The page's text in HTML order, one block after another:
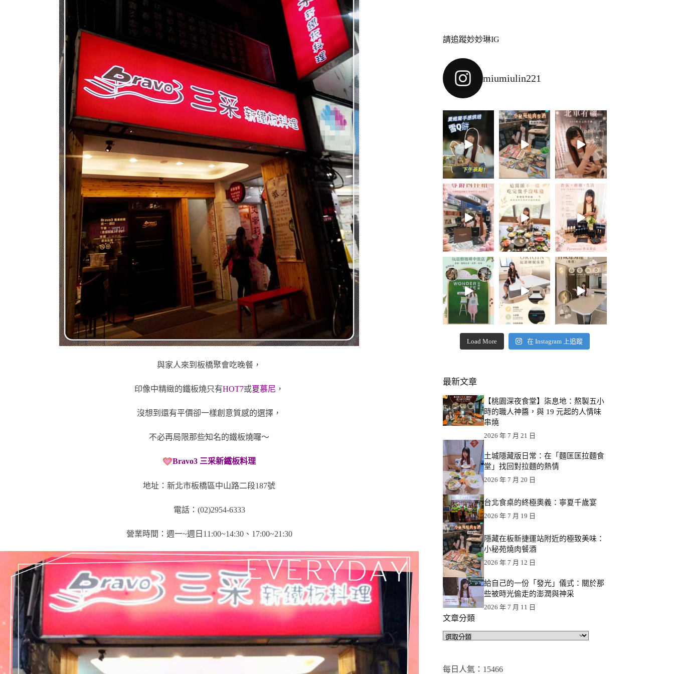
與家人來到板橋聚會吃晚餐，
印像中精緻的鐵板燒只有HOT7或夏慕尼 ，
沒想到還有平價卻一樣創意質感的選擇，
不必再局限那些知名的鐵板燒囉～
Bravo3 三采新鐵板料理
地址：新北市板橋區中山路二段187號
電話：(02)2954-6333
營業時間：週一~週日11:00~14:30、17:00~21:30
請追蹤妙妙琳IG
miumiulin221
Load More 在 Instagram 上追蹤
最新文章
【桃園深夜食堂】柒息地：熬製五小
時的職人神醬，與 19 元起的人情味
串燒
2026 年 7 月 21 日
土城隱藏版日常：在「麵匡匡拉麵食
堂」找回對拉麵的熱情
2026 年 7 月 20 日
台北食桌的終極奧義：寧夏千歲宴
2026 年 7 月 19 日
隱藏在板新捷運站附近的極致美味：
小秘苑燒肉餐酒
2026 年 7 月 12 日
給自己的一份「發光」儀式：關於那
些被時光偷走的澎潤與神采
2026 年 7 月 11 日
文章分類
文
類
每日人氣：15466